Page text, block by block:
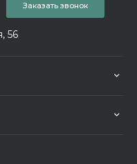
Заказать звонок
56